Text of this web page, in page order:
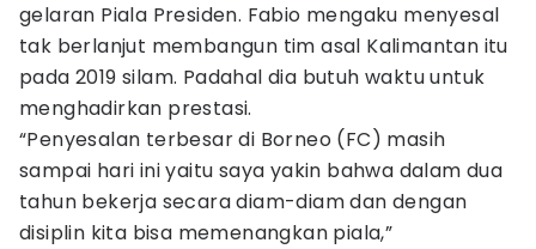
gelaran Piala Presiden. Fabio mengaku menyesal
tak berlanjut membangun tim asal Kalimantan itu
pada 2019 silam. Padahal dia butuh waktu untuk
menghadirkan prestasi.
“Penyesalan terbesar di Borneo (FC) masih
sampai hari ini yaitu saya yakin bahwa dalam dua
tahun bekerja secara diam-diam dan dengan
disiplin kita bisa memenangkan piala,”